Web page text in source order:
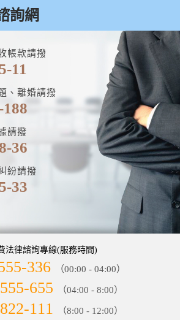
詢網
帳款請撥
11
、離婚請撥
188
請撥
36
紛請撥
33
法律諮詢專線(服務時間)
336 （00:00 - 04:00）
655 （04:00 - 8:00）
111 （8:00 - 12:00）